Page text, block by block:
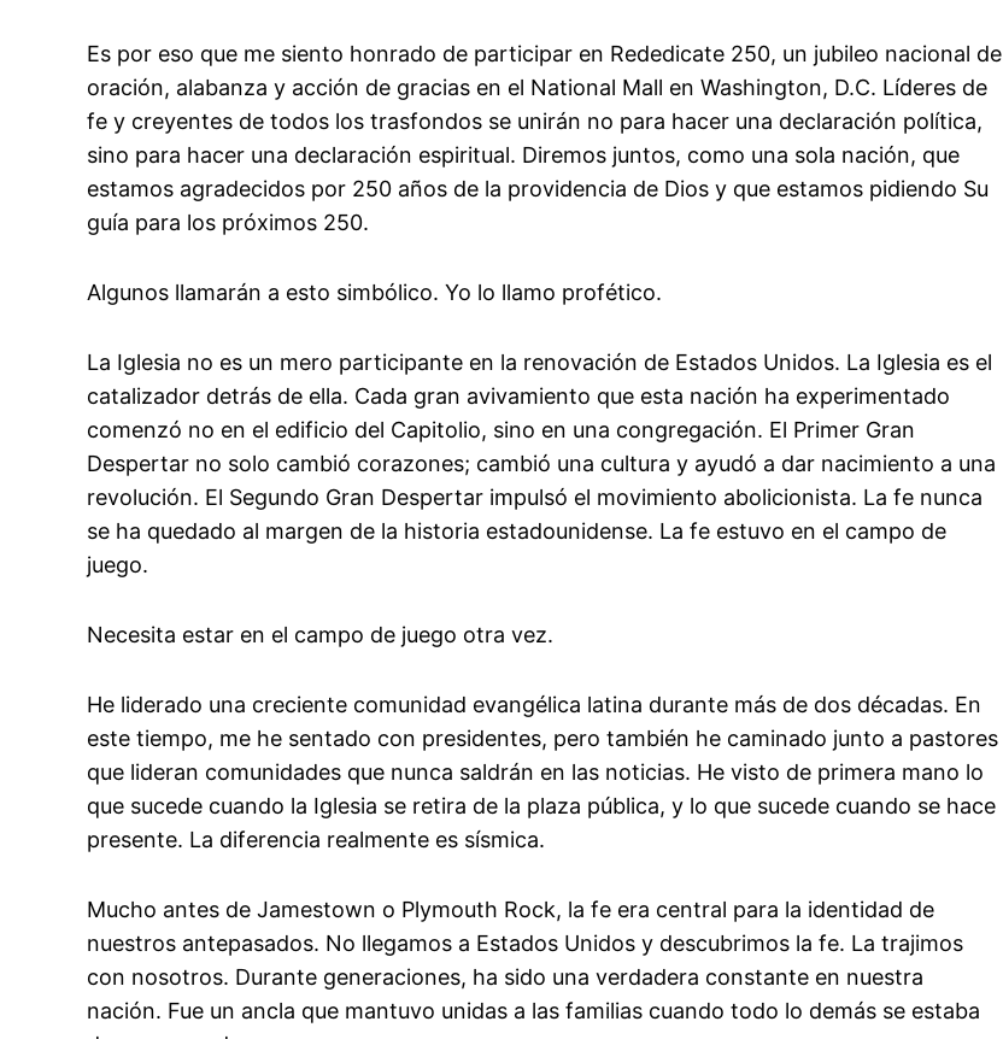
Es por eso que me siento honrado de participar en Rededicate 250, un jubileo nacional de
oración, alabanza y acción de gracias en el National Mall en Washington, D.C. Líderes de
fe y creyentes de todos los trasfondos se unirán no para hacer una declaración política,
sino para hacer una declaración espiritual. Diremos juntos, como una sola nación, que
estamos agradecidos por 250 años de la providencia de Dios y que estamos pidiendo Su
guía para los próximos 250.
Algunos llamarán a esto simbólico. Yo lo llamo profético.
La Iglesia no es un mero participante en la renovación de Estados Unidos. La Iglesia es el
catalizador detrás de ella. Cada gran avivamiento que esta nación ha experimentado
comenzó no en el edificio del Capitolio, sino en una congregación. El Primer Gran
Despertar no solo cambió corazones; cambió una cultura y ayudó a dar nacimiento a una
revolución. El Segundo Gran Despertar impulsó el movimiento abolicionista. La fe nunca
se ha quedado al margen de la historia estadounidense. La fe estuvo en el campo de
juego.
Necesita estar en el campo de juego otra vez.
He liderado una creciente comunidad evangélica latina durante más de dos décadas. En
este tiempo, me he sentado con presidentes, pero también he caminado junto a pastores
que lideran comunidades que nunca saldrán en las noticias. He visto de primera mano lo
que sucede cuando la Iglesia se retira de la plaza pública, y lo que sucede cuando se hace
presente. La diferencia realmente es sísmica.
Mucho antes de Jamestown o Plymouth Rock, la fe era central para la identidad de
nuestros antepasados. No llegamos a Estados Unidos y descubrimos la fe. La trajimos
con nosotros. Durante generaciones, ha sido una verdadera constante en nuestra
nación. Fue un ancla que mantuvo unidas a las familias cuando todo lo demás se estaba